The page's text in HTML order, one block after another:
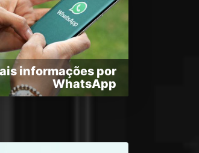
informações por
WhatsApp